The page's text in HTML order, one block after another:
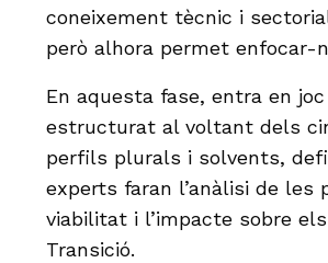
coneixement tècnic i
però alhora permet enfocar-
En aquesta fase, entra en
estructurat al voltant dels
perfils plurals i solvents,
experts faran l’anàlisi de
viabilitat i l’impacte sobre
Transició.